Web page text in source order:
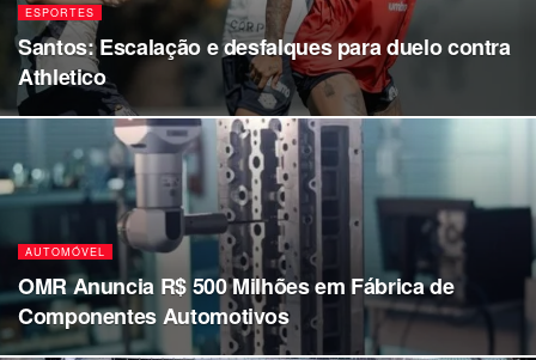
ESPORTES
Santos: Escalação e desfalques para duelo contra
Athletico
AUTOMÓVEL
OMR Anuncia R$ 500 Milhões em Fábrica de
Componentes Automotivos